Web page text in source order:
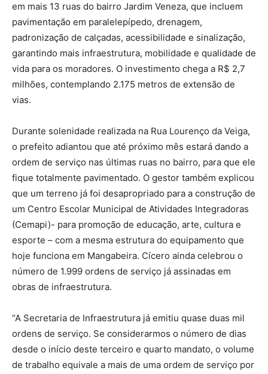
em mais 13 ruas do bairro Jardim Veneza, que incluem
pavimentação em paralelepípedo, drenagem,
padronização de calçadas, acessibilidade e sinalização,
garantindo mais infraestrutura, mobilidade e qualidade de
vida para os moradores. O investimento chega a R$ 2,7
milhões, contemplando 2.175 metros de extensão de
vias.
Durante solenidade realizada na Rua Lourenço da Veiga,
o prefeito adiantou que até próximo mês estará dando a
ordem de serviço nas últimas ruas no bairro, para que ele
fique totalmente pavimentado. O gestor também explicou
que um terreno já foi desapropriado para a construção de
um Centro Escolar Municipal de Atividades Integradoras
(Cemapi)- para promoção de educação, arte, cultura e
esporte – com a mesma estrutura do equipamento que
hoje funciona em Mangabeira. Cícero ainda celebrou o
número de 1.999 ordens de serviço já assinadas em
obras de infraestrutura.
“A Secretaria de Infraestrutura já emitiu quase duas mil
ordens de serviço. Se considerarmos o número de dias
desde o início deste terceiro e quarto mandato, o volume
de trabalho equivale a mais de uma ordem de serviço por